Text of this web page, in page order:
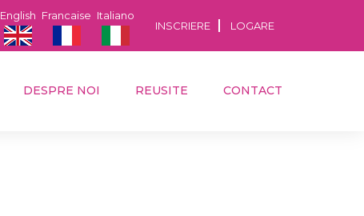
INSCRIERE LOGARE
Italiano
Francaise
English
DESPRE NOI REUSITE CONTACT